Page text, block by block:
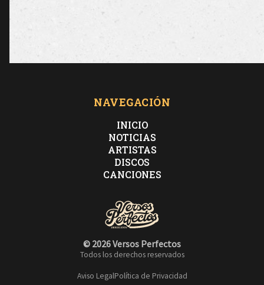
NAVEGACIÓN
INICIO
NOTICIAS
ARTISTAS
DISCOS
CANCIONES
© 2026 Versos Perfectos
Todos los derechos reservados
Aviso LegalPolítica de Privacidad